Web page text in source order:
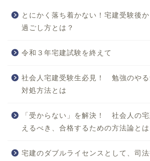
とにかく落ち着かない！宅建受験後
過ごし方とは？
令和３年宅建試験を終えて
社会人宅建受験生必見！ 勉強のやる
対処方法とは
「受からない」を解決！ 社会人の
えるべき、合格するための方法論とは
宅建のダブルライセンスとして、司